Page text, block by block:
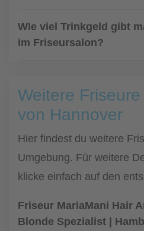
Wie viel Trinkgeld gibt
im Friseursalon?
Weitere
von Hannover
Hier findest du weitere
Umgebung. Für weitere
klicke einfach auf den
Friseur MariaMani Hair
Blonde Spezialist |